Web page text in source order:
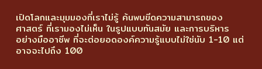
เปิดโลกและมุมมองที่เราไม่รู้ ค้นพบขีดความสามารถของ
ศาสตร์ ที่เรามองไม่เห็น ในรูปแบบทันสมัย และการบริหาร
อย่างมืออาชีพ ที่จะต่อยอดองค์ความรู้แบบไม่ใช่นับ 1-10 แต่
อาจจะไปถึง 100